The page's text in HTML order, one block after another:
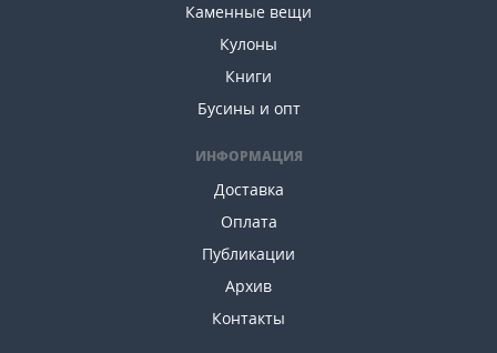
Каменные вещи
Кулоны
Книги
Бусины и опт
ИНФОРМАЦИЯ
Доставка
Оплата
Публикации
Архив
Контакты